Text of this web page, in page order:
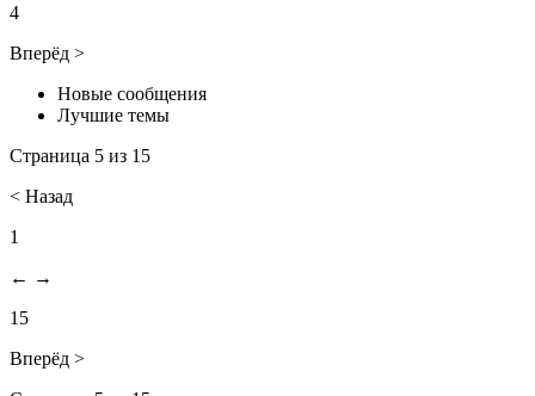
4
Вперёд >
Новые сообщения
Лучшие темы
Страница 5 из 15
< Назад
1
← →
15
Вперёд >